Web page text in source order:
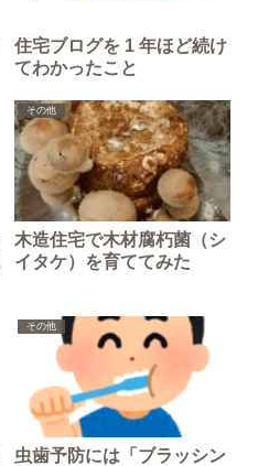
住宅ブログを 1 年ほど続け
てわかったこと
その他
木造住宅で木材腐朽菌（シ
イタケ）を育ててみた
その他
虫歯予防には「ブラッシン